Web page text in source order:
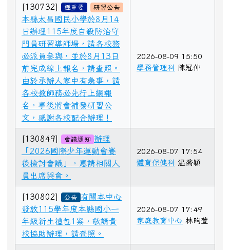
[130732] 極重要 研習公告
本縣太昌國民小學於8月14
日辦理115年度自殺防治守
門員研習導師場，請各校務
必派員參與，並於8月13日
前完成線上報名，請查照。
由於承辦人家中有急事，請
各校教師務必先行上網報
名，事後將會補發研習公
文，感謝各校配合辦理！
2026-08-09 15:50
學務管理科 陳冠仲
[130849] 會議通知 辦理
「2026國際少年運動會賽
後檢討會議」，惠請相關人
員出席與會。
2026-08-07 17:54
體育保健科 温喬穎
[130802] 公告 有關本中心
發放115學年度本縣國小一
年級新生禮包1案，敬請貴
校協助辦理，請查照。
2026-08-07 17:49
家庭教育中心 林昀萱